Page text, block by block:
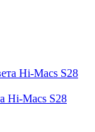
Hi-Macs S28